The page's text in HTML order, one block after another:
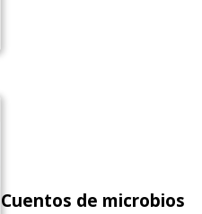
Cuentos de microbios